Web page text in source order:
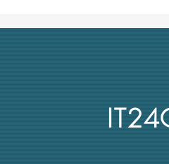
Classica a Uni Vanvitelli